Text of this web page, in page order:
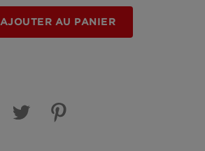
AJOUTER AU PANIER